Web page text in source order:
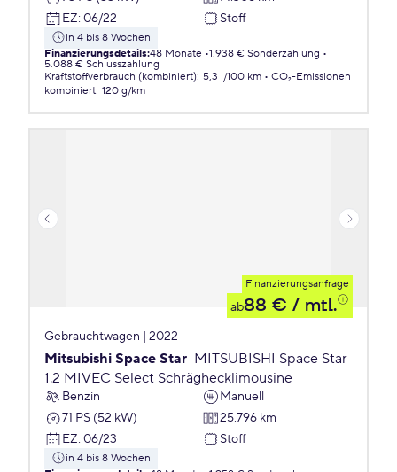
EZ: 06/22 Stoff
in 4 bis 8 Wochen
Finanzierungsdetails:48 Monate 1.938 € Sonderzahlung
5.088 € Schlusszahlung
Kraftstoffverbrauch (kombiniert): 5,3 l/100 km
CO₂-Emissionen
kombiniert: 120 g/km
Finanzierungsanfrage
ab88 € / mtl.
Gebrauchtwagen | 2022
Mitsubishi Space Star MITSUBISHI Space Star
1.2 MIVEC Select Schräghecklimousine
Benzin
Manuell
71 PS (52 kW)
25.796 km
EZ: 06/23 Stoff
in 4 bis 8 Wochen